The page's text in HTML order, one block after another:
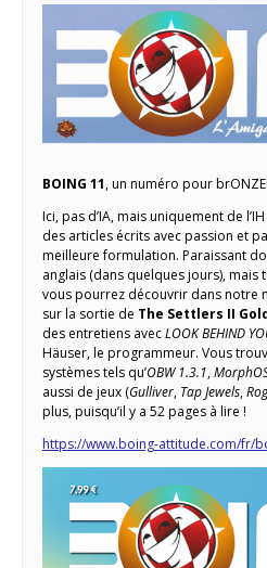
BOING 11, un numéro pour
Ici, pas d’IA, mais uniquement de
des articles écrits avec passion et
meilleure formulation. Paraissant
anglais (dans quelques jours), mais
vous pourrez découvrir dans notre
sur la sortie de The Settlers II
des entretiens avecLOOK BEHIND
Häuser, le programmeur. Vous
systèmes tels qu’OBW 1.3.1,
aussi de jeux (Gulliver, Tap Jewels,
plus, puisqu’il y a 52 pages à lire !
https://www.boing-attitude.com/fr/